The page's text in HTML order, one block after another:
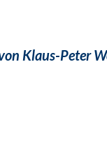
Klaus-Peter